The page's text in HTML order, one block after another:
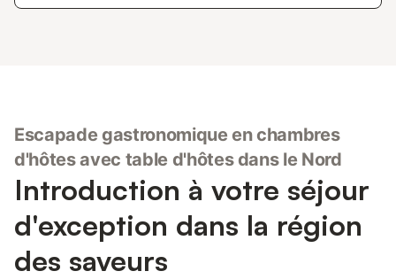
Escapade gastronomique en chambres
d'hôtes avec table d'hôtes dans le Nord
Introduction à votre séjour
d'exception dans la région
des saveurs